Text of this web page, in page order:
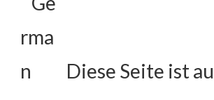
Diese Seite ist